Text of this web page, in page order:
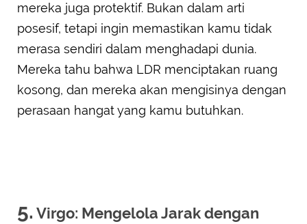
mereka juga protektif. Bukan dalam arti
posesif, tetapi ingin memastikan kamu tidak
merasa sendiri dalam menghadapi dunia.
Mereka tahu bahwa LDR menciptakan ruang
kosong, dan mereka akan mengisinya dengan
perasaan hangat yang kamu butuhkan.
5. Virgo: Mengelola Jarak dengan